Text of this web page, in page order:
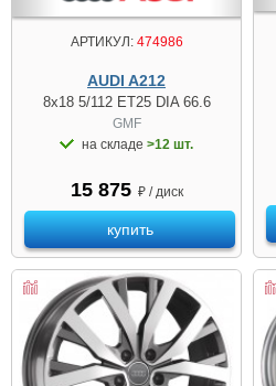
АРТИКУЛ:474986
AUDI A212
8x18 5/112 ET25 DIA 66.6
GMF
на складе >12 шт.
15 875 ₽ / диск
купить